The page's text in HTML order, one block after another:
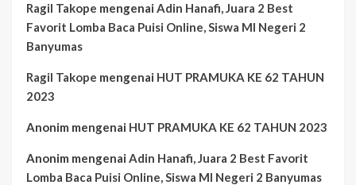
Ragil Takope mengenai Adin Hanafi, Juara 2 Best
Favorit Lomba Baca Puisi Online, Siswa MI Negeri 2
Banyumas
Ragil Takope mengenai HUT PRAMUKA KE 62 TAHUN
2023
Anonim mengenai HUT PRAMUKA KE 62 TAHUN 2023
Anonim mengenai Adin Hanafi, Juara 2 Best Favorit
Lomba Baca Puisi Online, Siswa MI Negeri 2 Banyumas